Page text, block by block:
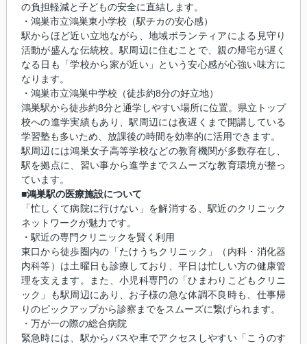
の負担軽減と子どもの安全に直結します。
・鴻巣市立鴻巣東小学校（駅チカの安心感）
駅からほど近い立地ながら、地域ボランティアによる見守り
活動が盛んな伝統校。駅周辺に住むことで、親の帰宅が遅く
なる日も「学校から家が近い」という安心感が心強い味方に
なります。
・鴻巣市立鴻巣中学校（徒歩約8分の好立地）
鴻巣駅から徒歩約8分と通学しやすい場所に位置。県立トップ
校への進学実績もあり、駅周辺には夜遅くまで開講している
学習塾も多いため、放課後の時間を効率的に活用できます。
駅周辺には鴻巣女子高等学校などの教育機関が多数存在し、
駅を拠点に、習い事から進学までスムーズな教育環境が整っ
ています。
■鴻巣駅の医療施設について
「忙しくて病院に行けない」を解消する、駅近のクリニック
ネットワークが魅力です。
・駅近の専門クリニックを賢く利用
東口から徒歩圏内の「たけうちクリニック」（内科・消化器
内科等）は土曜日も診療しており、平日は忙しい方の健康管
理を支えます。また、小児科専門の「ひまわりこどもクリニ
ック」も駅周辺にあり、お子様の急な体調不良時も、仕事帰
りのピックアップから診察までをスムーズに繋げられます。
・万が一の際の総合病院
緊急時には、駅からバスや車でアクセスしやすい「こうのす